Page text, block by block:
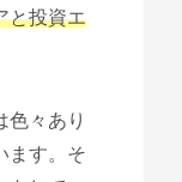
と投資エ
色々あり
ます。そ